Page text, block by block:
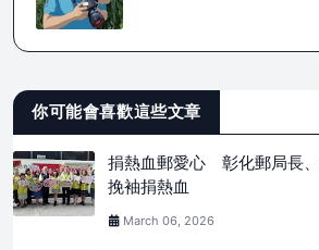
你可能會喜歡這些文章
捐熱血郵愛心 彰化郵局長
挽袖捐熱血
March 06, 2026